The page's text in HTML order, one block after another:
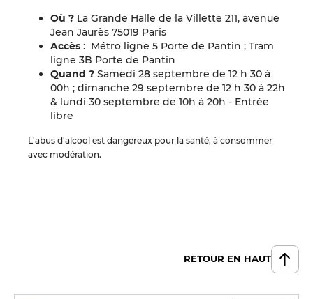
Où ? La Grande Halle de la Villette 211, avenue
Jean Jaurès 75019 Paris
Accès : Métro ligne 5 Porte de Pantin ; Tram
ligne 3B Porte de Pantin
Quand ? Samedi 28 septembre de 12 h 30 à
00h ; dimanche 29 septembre de 12 h 30 à 22h
& lundi 30 septembre de 10h à 20h - Entrée
libre
L'abus d'alcool est dangereux pour la santé, à consommer
avec modération.
RETOUR EN HAUT